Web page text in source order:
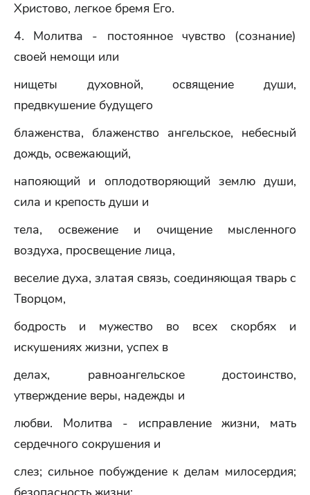
Христово, легкое бремя Его.
4. Молитва - постоянное чувство (сознание)
своей немощи или
нищеты духовной, освящение души,
предвкушение будущего
блаженства, блаженство ангельское, небесный
дождь, освежающий,
напояющий и оплодотворяющий землю души,
сила и крепость души и
тела, освежение и очищение мысленного
воздуха, просвещение лица,
веселие духа, златая связь, соединяющая тварь с
Творцом,
бодрость и мужество во всех скорбях и
искушениях жизни, успех в
делах, равноангельское достоинство,
утверждение веры, надежды и
любви. Молитва - исправление жизни, мать
сердечного сокрушения и
слез; сильное побуждение к делам милосердия;